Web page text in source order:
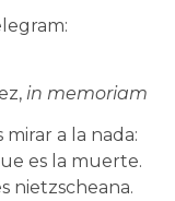
in memoriam
a la nada:
es la muerte.
nietzscheana.